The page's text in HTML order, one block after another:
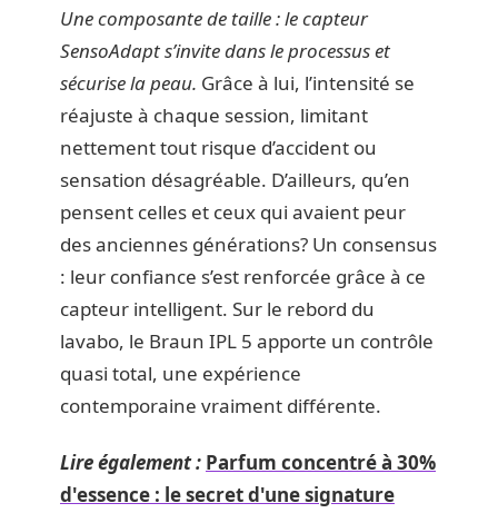
Une composante de taille : le capteur
SensoAdapt s’invite dans le processus et
sécurise la peau. Grâce à lui, l’intensité se
réajuste à chaque session, limitant
nettement tout risque d’accident ou
sensation désagréable. D’ailleurs, qu’en
pensent celles et ceux qui avaient peur
des anciennes générations? Un consensus
: leur confiance s’est renforcée grâce à ce
capteur intelligent. Sur le rebord du
lavabo, le Braun IPL 5 apporte un contrôle
quasi total, une expérience
contemporaine vraiment différente.
Lire également : Parfum concentré à 30%
d'essence : le secret d'une signature